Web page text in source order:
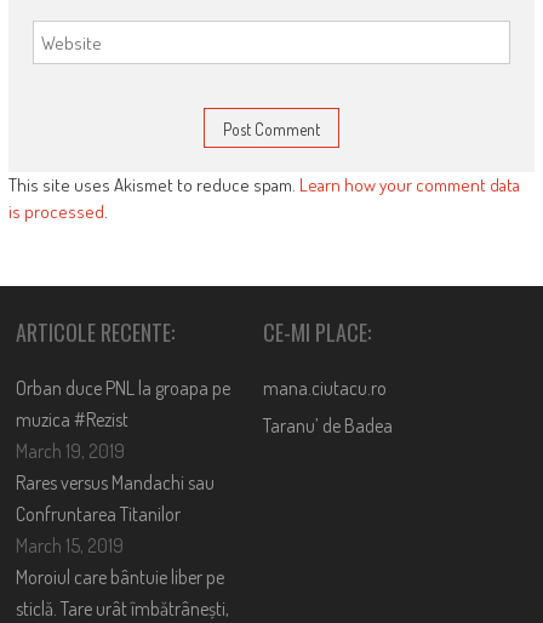
This site uses Akismet to reduce spam. Learn how your comment data
is processed.
ARTICOLE RECENTE:
Orban duce PNL la groapa pe
muzica #Rezist
March 19, 2019
Rares versus Mandachi sau
Confruntarea Titanilor
March 15, 2019
Moroiul care bântuie liber pe
sticlă. Tare urât îmbătrânești,
CE-MI PLACE:
mana.ciutacu.ro
Taranu’ de Badea